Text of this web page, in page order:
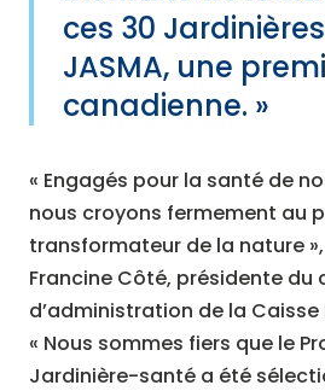
ces 30
JASMA, une
canadienne. »
« Engagés pour la santé de
nous croyons fermement au
transformateur de la nature
Francine Côté, présidente du
d’administration de la
« Nous sommes fiers que le
Jardinière-santé a été